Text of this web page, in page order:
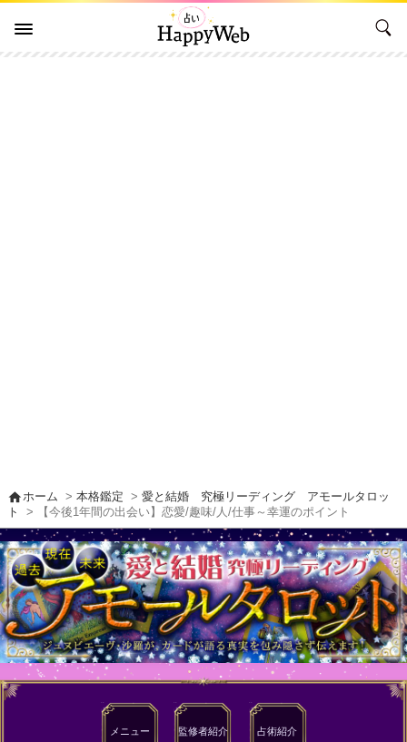
homeホーム >本格鑑定 >愛と結婚 究極リーディング アモールタロッ
ト
> 【今後1年間の出会い】恋愛/趣味/人/仕事～幸運のポイント
メニュー 監修者紹介 占術紹介